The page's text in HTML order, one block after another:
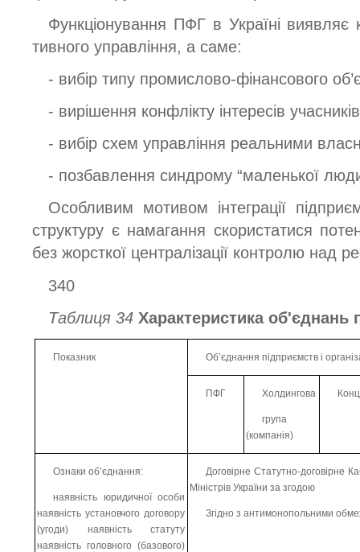
Функціонування ПФГ в Україні
тивного управління, а саме:
- вибір типу промислово-фінансового
- вирішення конфлікту інтересів
- вибір схем управління реальними
- позбавлення синдрому “маленької
Особливим мотивом інтеграції
структуру є намагання скористатися
без жорсткої централізації контролю над
340
Таблиця 34 Характеристика об'єднань
Показник Об’єднання підприємств і
ПФГ Холдингова
група
(компанія)
Ознаки об’єднання:
наявність юридичної особи
наявність установчого договору
(угоди) наявність статуту
наявність головного (базового)
Договірне Статутно-договірне
Міністрів України за згодою
Згідно з антимонопольними